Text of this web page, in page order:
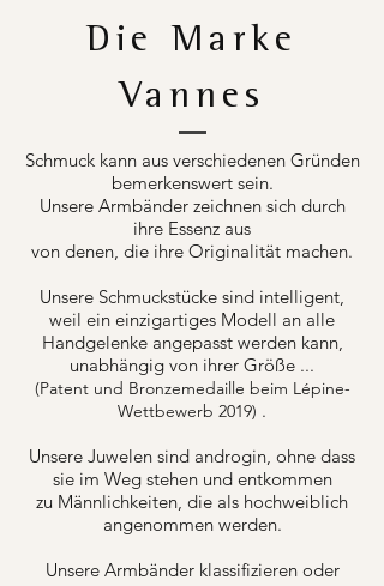
Die Marke
Vannes
Schmuck kann aus verschiedenen Gründen
bemerkenswert sein.
Unsere Armbänder zeichnen sich durch
ihre Essenz aus
von denen, die ihre Originalität machen.
Unsere Schmuckstücke sind intelligent,
weil ein einzigartiges Modell an alle
Handgelenke angepasst werden kann,
unabhängig von ihrer Größe ...
(Patent und Bronzemedaille beim Lépine-
Wettbewerb 2019) .
Unsere Juwelen sind androgin, ohne dass
sie im Weg stehen und entkommen
zu Männlichkeiten, die als hochweiblich
angenommen werden.
Unsere Armbänder klassifizieren oder